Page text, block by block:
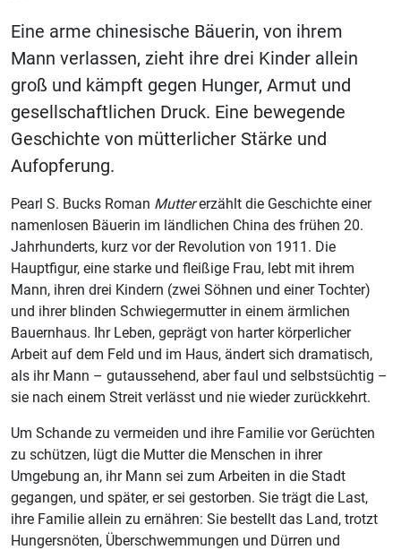
Eine arme chinesische Bäuerin, von ihrem
Mann verlassen, zieht ihre drei Kinder allein
groß und kämpft gegen Hunger, Armut und
gesellschaftlichen Druck. Eine bewegende
Geschichte von mütterlicher Stärke und
Aufopferung.
Pearl S. Bucks Roman Muttererzählt die Geschichte einer
namenlosen Bäuerin im ländlichen China des frühen 20.
Jahrhunderts, kurz vor der Revolution von 1911. Die
Hauptfigur, eine starke und fleißige Frau, lebt mit ihrem
Mann, ihren drei Kindern (zwei Söhnen und einer Tochter)
und ihrer blinden Schwiegermutter in einem ärmlichen
Bauernhaus. Ihr Leben, geprägt von harter körperlicher
Arbeit auf dem Feld und im Haus, ändert sich dramatisch,
als ihr Mann – gutaussehend, aber faul und selbstsüchtig –
sie nach einem Streit verlässt und nie wieder zurückkehrt.
Um Schande zu vermeiden und ihre Familie vor Gerüchten
zu schützen, lügt die Mutter die Menschen in ihrer
Umgebung an, ihr Mann sei zum Arbeiten in die Stadt
gegangen, und später, er sei gestorben. Sie trägt die Last,
ihre Familie allein zu ernähren: Sie bestellt das Land, trotzt
Hungersnöten, Überschwemmungen und Dürren und